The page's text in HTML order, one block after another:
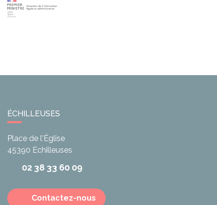
ÉCHILLEUSES
Place de l'Église
45390 Echilleuses
02 38 33 60 09
Contactez-nous